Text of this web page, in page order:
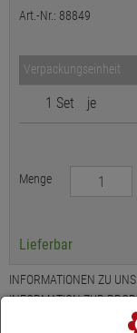
Art.-Nr.: 88849
Verpackungseinheit
1 Set je
Menge
Lieferbar
INFORMATIONEN ZU
INFORMATION ZUR